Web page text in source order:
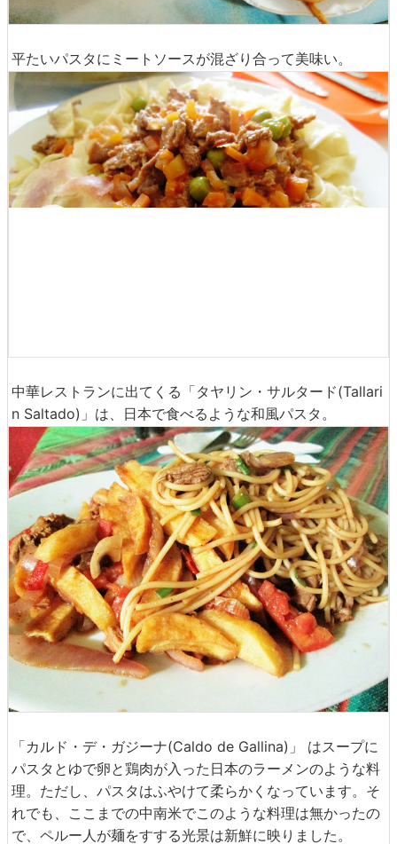
平たいパスタにミートソースが混ざり合って美味い。
中華レストランに出てくる「タヤリン・サルタード(Tallari
n Saltado)」は、日本で食べるような和風パスタ。
「カルド・デ・ガジーナ(Caldo de Gallina)」 はスープに
パスタとゆで卵と鶏肉が入った日本のラーメンのような料
理。ただし、パスタはふやけて柔らかくなっています。そ
れでも、ここまでの中南米でこのような料理は無かったの
で、ペルー人が麺をすする光景は新鮮に映りました。